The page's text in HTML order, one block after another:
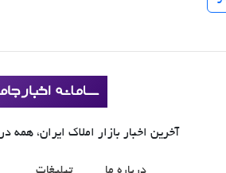
آخرین اخبار بازار املاک ایران، همه